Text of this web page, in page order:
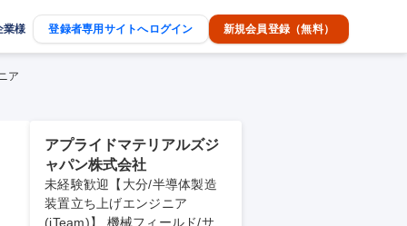
業様 登録者専用サイトへログイン 新規会員登録（無料）
ア
アプライドマテリアルズジ
ャパン株式会社
未経験歓迎【大分/半導体製造
装置立ち上げエンジニア
(iTeam)】 機械フィールド/サ